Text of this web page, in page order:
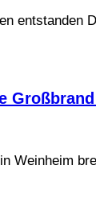
Weinheim